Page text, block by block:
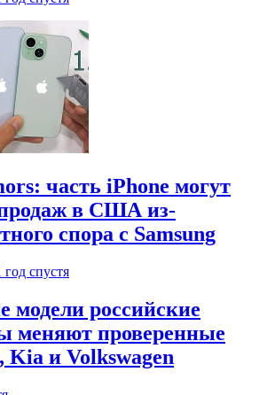
часть iPhone могут
в США из-
спора с Samsung
год спустя
модели российские
меняют проверенные
Kia и Volkswagen